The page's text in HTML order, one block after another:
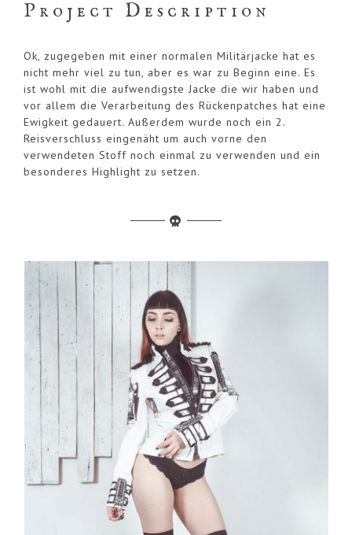
Project Description
Ok, zugegeben mit einer normalen Militärjacke hat es
nicht mehr viel zu tun, aber es war zu Beginn eine. Es
ist wohl mit die aufwendigste Jacke die wir haben und
vor allem die Verarbeitung des Rückenpatches hat eine
Ewigkeit gedauert. Außerdem wurde noch ein 2.
Reisverschluss eingenäht um auch vorne den
verwendeten Stoff noch einmal zu verwenden und ein
besonderes Highlight zu setzen.